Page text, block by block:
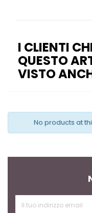
I CLIENTI
QUESTO
VISTO
No products at